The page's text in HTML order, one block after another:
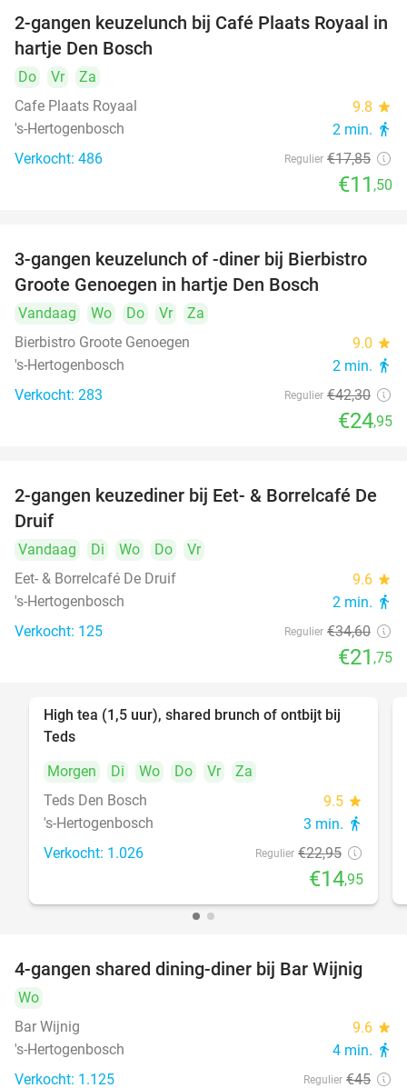
36%
2-gangen keuzelunch bij Café Plaats Royaal in
hartje Den Bosch
Do Vr
Za
Cafe Plaats Royaal
9.8 star
's-Hertogenbosch 2 min. directions_walk
Verkocht: 486 Regulier €17,85
€11 ,50
41%
3-gangen keuzelunch of -diner bij Bierbistro
Groote Genoegen in hartje Den Bosch
Vandaag Wo Do Vr
Za
Bierbistro Groote Genoegen
9.0 star
's-Hertogenbosch 2 min. directions_walk
Verkocht: 283 Regulier €42,30
€24,95
37%
2-gangen keuzediner bij Eet- & Borrelcafé De
Druif
Vandaag Di Wo Do
Vr
Eet- & Borrelcafé De Druif
9.6 star
's-Hertogenbosch 2 min. directions_walk
Verkocht: 125 Regulier €34,60
€21 ,75
35%
High tea (1,5 uur), shared brunch of ontbijt bij
Teds
Morgen
Di Wo Do Vr
Za
Teds Den Bosch
9.5 star
's-Hertogenbosch 3 min. directions_walk
Verkocht: 1.026 Regulier €22,95
€14,95
45%
4-gangen shared dining-diner bij Bar Wijnig
Wo
Bar Wijnig
9.6 star
's-Hertogenbosch 4 min. directions_walk
Verkocht: 1.125 Regulier €45